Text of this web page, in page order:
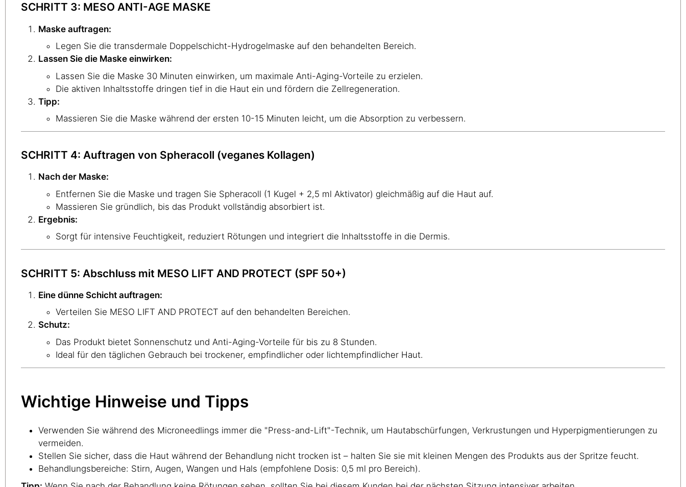
SCHRITT 3: MESO ANTI-AGE MASKE
Maske auftragen:
Legen Sie die transdermale Doppelschicht-Hydrogelmaske auf den behandelten Bereich.
Lassen Sie die Maske einwirken:
Lassen Sie die Maske 30 Minuten einwirken, um maximale Anti-Aging-Vorteile zu erzielen.
Die aktiven Inhaltsstoffe dringen tief in die Haut ein und fördern die Zellregeneration.
Tipp:
Massieren Sie die Maske während der ersten 10-15 Minuten leicht, um die Absorption zu verbessern.
SCHRITT 4: Auftragen von Spheracoll (veganes Kollagen)
Nach der Maske:
Entfernen Sie die Maske und tragen Sie Spheracoll (1 Kugel + 2,5 ml Aktivator) gleichmäßig auf die Haut auf.
Massieren Sie gründlich, bis das Produkt vollständig absorbiert ist.
Ergebnis:
Sorgt für intensive Feuchtigkeit, reduziert Rötungen und integriert die Inhaltsstoffe in die Dermis.
SCHRITT 5: Abschluss mit MESO LIFT AND PROTECT (SPF 50+)
Eine dünne Schicht auftragen:
Verteilen Sie MESO LIFT AND PROTECT auf den behandelten Bereichen.
Schutz:
Das Produkt bietet Sonnenschutz und Anti-Aging-Vorteile für bis zu 8 Stunden.
Ideal für den täglichen Gebrauch bei trockener, empfindlicher oder lichtempfindlicher Haut.
Wichtige Hinweise und Tipps
Verwenden Sie während des Microneedlings immer die "Press-and-Lift"-Technik, um Hautabschürfungen, Verkrustungen und Hyperpigmentierungen zu
vermeiden.
Stellen Sie sicher, dass die Haut während der Behandlung nicht trocken ist – halten Sie sie mit kleinen Mengen des Produkts aus der Spritze feucht.
Behandlungsbereiche: Stirn, Augen, Wangen und Hals (empfohlene Dosis: 0,5 ml pro Bereich).